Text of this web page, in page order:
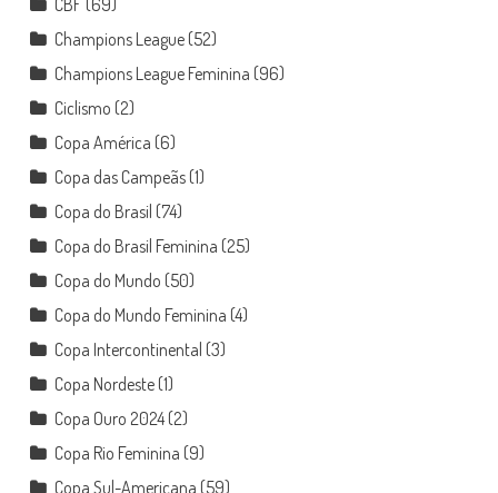
Champions League(52)
Champions League Feminina (96)
Ciclismo (2)
Copa América (6)
Copa das Campeãs(1)
Copa do Brasil (74)
Copa do Brasil Feminina (25)
Copa do Mundo (50)
Copa do Mundo Feminina (4)
Copa Intercontinental (3)
Copa Nordeste(1)
Copa Ouro 2024(2)
Copa Rio Feminina (9)
Copa Sul-Americana (59)